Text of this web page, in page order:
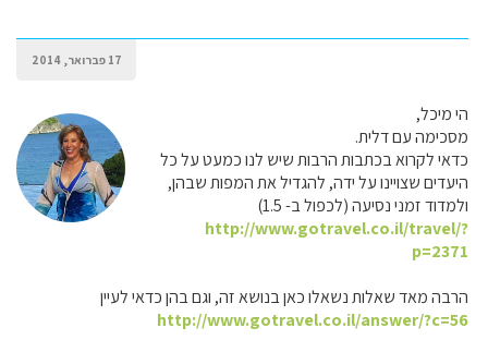
17 פברואר, 2014
הי מיכל,
מסכימה עם דלית.
כדאי לקרוא בכתבות הרבות שיש לנו כמעט על כל
היעדים שצויינו על ידה, להגדיל את המפות שבהן,
ולמדוד זמני נסיעה (לכפול ב- 1.5)
http://www.gotravel.co.il/travel/?
p=2371
הרבה מאד שאלות נשאלו כאן בנושא זה, וגם בהן כדאי לעיין
http://www.gotravel.co.il/answer/?c=56